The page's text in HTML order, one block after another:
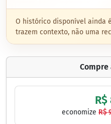
O histórico disponível ainda
trazem contexto, não uma
Compre
R$
economize R$